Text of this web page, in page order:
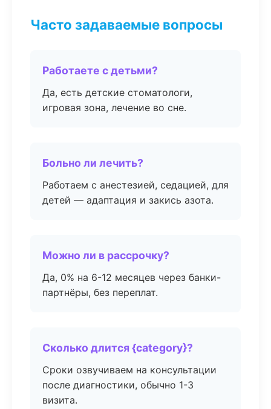
Часто задаваемые вопросы
Работаете с детьми?
Да, есть детские стоматологи,
игровая зона, лечение во сне.
Больно ли лечить?
Работаем с анестезией, седацией, для
детей — адаптация и закись азота.
Можно ли в рассрочку?
Да, 0% на 6-12 месяцев через банки-
партнёры, без переплат.
Сколько длится {category}?
Сроки озвучиваем на консультации
после диагностики, обычно 1-3
визита.